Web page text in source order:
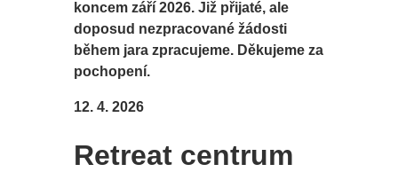
koncem září 2026. Již přijaté, ale
doposud nezpracované žádosti
během jara zpracujeme. Děkujeme za
pochopení.
12. 4. 2026
Retreat centrum